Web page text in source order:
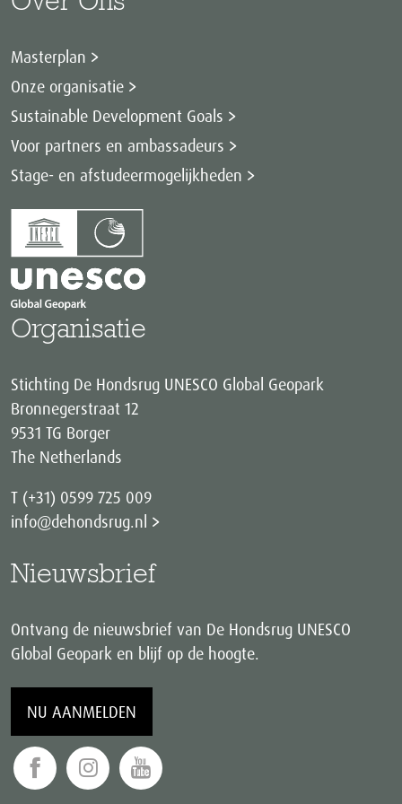
Masterplan
Onze organisatie
Sustainable Development Goals
Voor partners en ambassadeurs
Stage- en afstudeermogelijkheden
Organisatie
Stichting De Hondsrug UNESCO Global Geopark
Bronnegerstraat 12
9531 TG Borger
The Netherlands
T (+31) 0599 725 009
info@dehondsrug.nl
Nieuwsbrief
Ontvang de nieuwsbrief van De Hondsrug UNESCO
Global Geopark en blijf op de hoogte.
NU AANMELDEN